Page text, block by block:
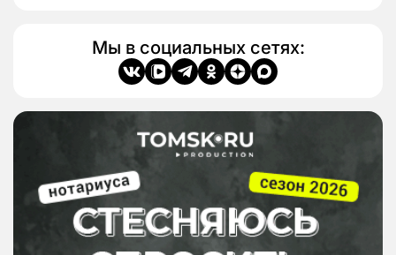
Мы в социальных сетях: